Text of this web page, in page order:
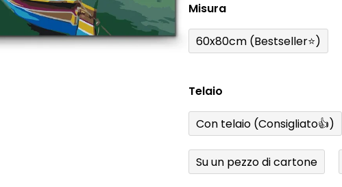
Misura
60x80cm (Bestseller⭐)
Telaio
Con telaio (Consigliato👍)
Su un pezzo di cartone